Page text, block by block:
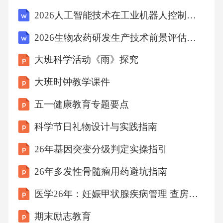
速掌握教学科研所需的基本技能。02040301学
校文化与制度培训介绍学校的历史、文化、价
值观以及各项规章制度，帮助新教师更快地融
入学校环境。教育教学技能培训涵盖教育心理
学、课程设计、课堂管理、学生辅导等方面的
内容，提升新教师的教育教学能力。团队协作
等形式，提升新教师的团队协作能力和沟通技
巧。科研启动支持方案科研启动资金支持科研
项目申报指导科研团队支持学术交流与合作机
会为新教师提供一定的科研经费，支持其开展
科研项目的启动和初期研究。鼓励新教师加入
已有的科研团队，或帮助其组建新的科研团
2026人工智能技术在工业机器人控制系统应用的分析及算法进化与系统稳定性优化研究
2026生物农药研发生产技术前景评估报告
大班科学活动《雨》探究
大班时钟教学课件
五一健康教育专题要点
科学节日礼物设计与实践指南
26年基因突变分级判定实操指引
26年多发性骨髓瘤用药避坑指南
医学26年：妊娠甲状腺疾病管理 查房课件
期末励志教育